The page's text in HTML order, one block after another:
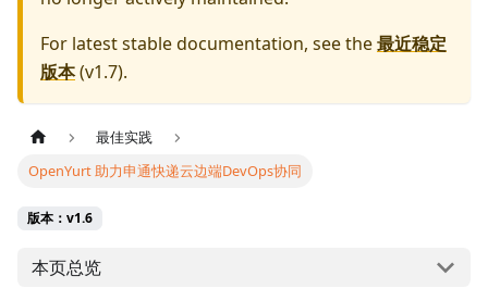
For latest stable documentation, see the最近稳定
版本(v1.7).
最佳实践
OpenYurt 助力申通快递云边端DevOps协同
版本：v1.6
本页总览